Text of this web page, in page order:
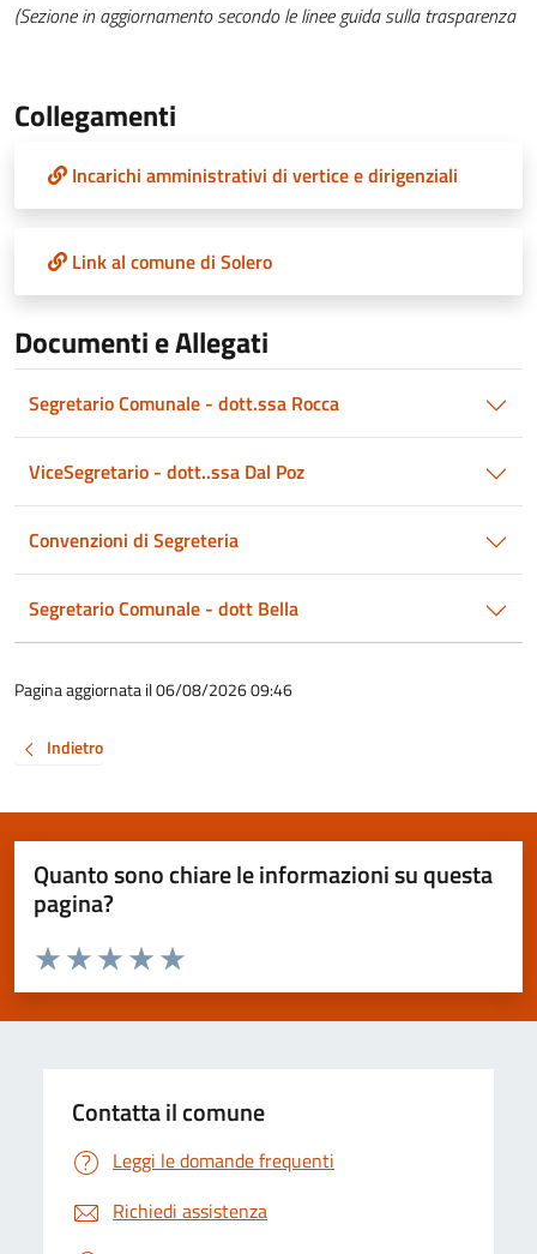
(Sezione in aggiornamento secondo le linee guida sulla trasparenza
Collegamenti
Incarichi amministrativi di vertice e dirigenziali
Link al comune di Solero
Documenti e Allegati
Segretario Comunale - dott.ssa Rocca
ViceSegretario - dott..ssa Dal Poz
Convenzioni di Segreteria
Segretario Comunale - dott Bella
Pagina aggiornata il 06/08/2026 09:46
Indietro
Quanto sono chiare le informazioni su questa
pagina?
Valuta da 1 a 5 stelle la pagina
Valuta 5 stelle su 5
Valuta 4 stelle su 5
Valuta 3 stelle su 5
Valuta 2 stelle su 5
Valuta 1 stelle su 5
Contatta il comune
Leggi le domande frequenti
Richiedi assistenza